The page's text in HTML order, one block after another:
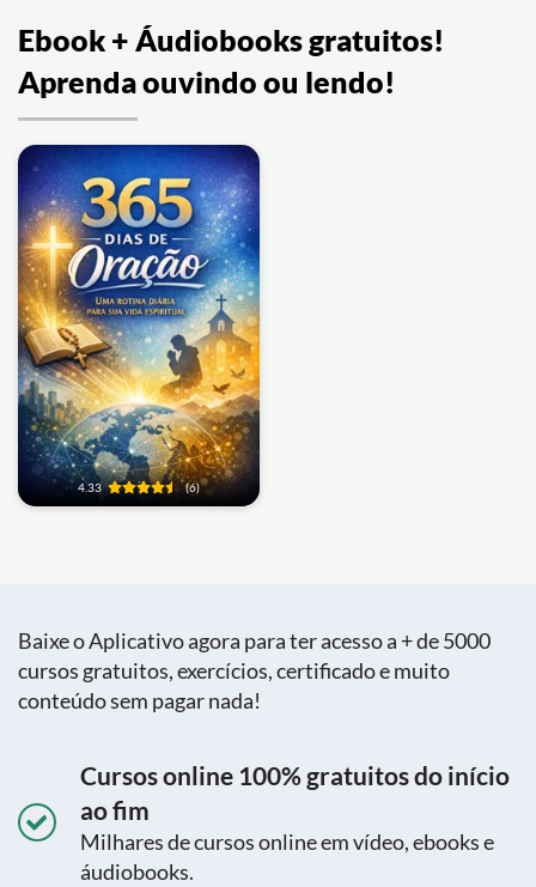
Ebook + Áudiobooks gratuitos!
Aprenda ouvindo ou lendo!
4.33 (6)
Baixe o Aplicativo agora para ter acesso a + de 5000
cursos gratuitos, exercícios, certificado e muito
conteúdo sem pagar nada!
Cursos online 100% gratuitos do início
ao fim
Milhares de cursos online em vídeo, ebooks e
áudiobooks.